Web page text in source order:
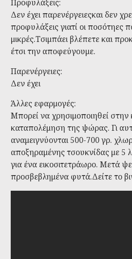
Προφυλάξεις:
Δεν έχει παρενέργειεςκαι δεν
προφυλάξεις γιατί οι ποσότηες
μικρές.Τσιμπάει βλέπετε και
έτσι την αποφεύγουμε.
Παρενέργειες:
Δεν έχει
Άλλες εφαρμογές:
Μπορεί να χρησιμοποιηθεί στην
καταπολέμηση της ψώρας. Γι
αναμειγνύονται 500-700 γρ.
αποξηραμένης τσουκνίδας με 5
για ένα εικοσιτετράωρο. Μετά
προσβεβλημένα φυτά.Δείτε το